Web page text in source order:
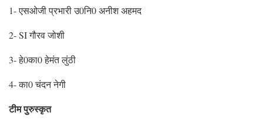
1- एसओजी प्रभारी उ0नि0 अनीश अहमद
2- SI गौरव जोशी
3- हे0का0 हेमंत लुंठी
4- का0 चंदन नेगी
टीम पुरुस्कृत